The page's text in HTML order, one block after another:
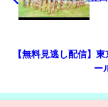
【無料見逃し配信】
ー